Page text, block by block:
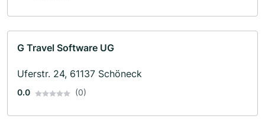
G Travel Software UG
Uferstr. 24, 61137 Schöneck
0.0 (0)